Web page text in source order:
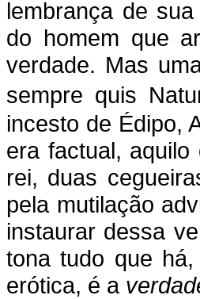
lembrança de
do homem que
verdade. Mas
sempre quis
incesto de Édipo,
era factual,
rei, duas
pela mutilação
instaurar dessa
tona tudo que
erótica, é a